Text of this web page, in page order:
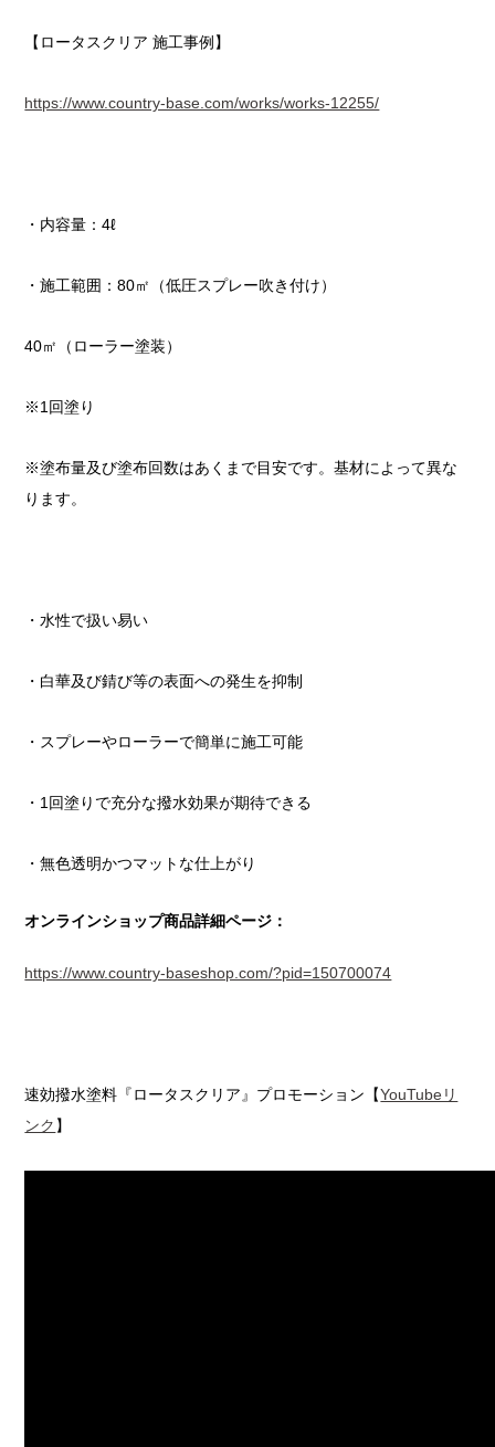
【ロータスクリア 施工事例】
https://www.country-base.com/works/works-12255/
・内容量：4ℓ
・施工範囲：80㎡（低圧スプレー吹き付け）
40㎡（ローラー塗装）
※1回塗り
※塗布量及び塗布回数はあくまで目安です。基材によって異な
ります。
・水性で扱い易い
・白華及び錆び等の表面への発生を抑制
・スプレーやローラーで簡単に施工可能
・1回塗りで充分な撥水効果が期待できる
・無色透明かつマットな仕上がり
オンラインショップ商品詳細ページ：
https://www.country-baseshop.com/?pid=150700074
速効撥水塗料『ロータスクリア』プロモーション【YouTubeリ
ンク 】